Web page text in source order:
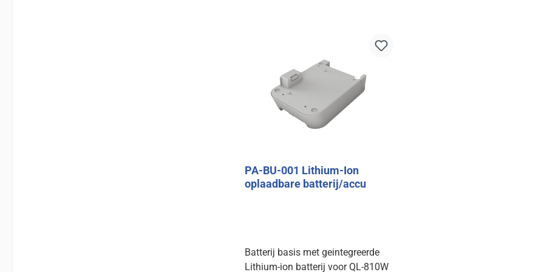
PA-BU-001 Lithium-Ion
oplaadbare batterij/accu
Batterij basis met geintegreerde
Lithium-ion batterij voor QL-810W